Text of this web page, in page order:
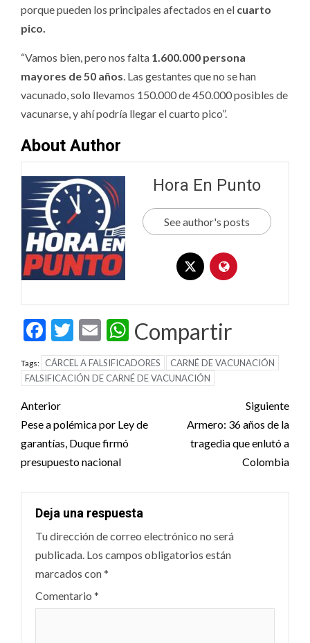
porque pueden los principales afectados en el cuarto
pico.
“Vamos bien, pero nos falta 1.600.000 persona
mayores de 50 años. Las gestantes que no se han
vacunado, solo llevamos 150.000 de 450.000 posibles de
vacunarse, y ahí podría llegar el cuarto pico”.
About Author
Hora En Punto
See author's posts
Facebook
Twitter
EmailWhatsApp
Compartir
Tags: CÁRCEL A FALSIFICADORES
CARNÉ DE VACUNACIÓN
FALSIFICACIÓN DE CARNÉ DE VACUNACIÓN
Post
navigation
Anterior
Pese a polémica por Ley de
garantías, Duque firmó
presupuesto nacional
Siguiente
Armero: 36 años de la
tragedia que enlutó a
Colombia
Deja una respuesta
Tu dirección de correo electrónico no será
publicada. Los campos obligatorios están
marcados con*
Comentario *